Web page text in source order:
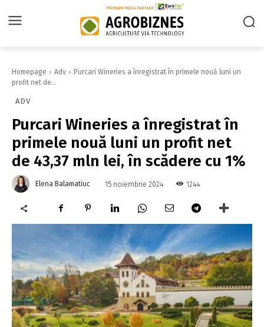
Homepage Adv
Purcari Wineries a înregistrat în primele nouă luni un
profit net de...
ADV
Purcari Wineries a înregistrat în
primele nouă luni un profit net
de 43,37 mln lei, în scădere cu 1%
Elena Balamatiuc 15 noiembrie 2024 1244